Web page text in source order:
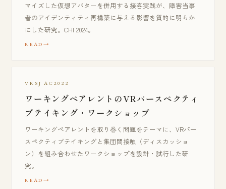
マイズした仮想アバターを併用する接客実践が、障害当事
者のアイデンティティ再構築に与える影響を質的に明らか
にした研究。CHI 2024。
READ
VRSJ AC2022
ワーキングペアレントのVRパースペクティ
ブテイキング・ワークショップ
ワーキングペアレントを取り巻く問題をテーマに、VRパー
スペクティブテイキングと集団間接触（ディスカッショ
ン）を組み合わせたワークショップを設計・試行した研
究。
READ